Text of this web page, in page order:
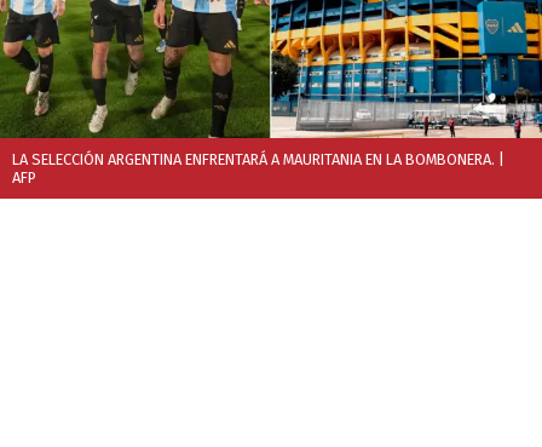
LA SELECCIÓN ARGENTINA ENFRENTARÁ A MAURITANIA EN LA BOMBONERA.
AFP